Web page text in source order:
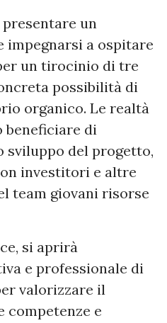
un
impegnarsi a ospitare
un tirocinio di tre
possibilità di
organico. Le realtà
beneficiare di
sviluppo del progetto,
investitori e altre
team giovani risorse
si aprirà
e professionale di
valorizzare il
competenze e